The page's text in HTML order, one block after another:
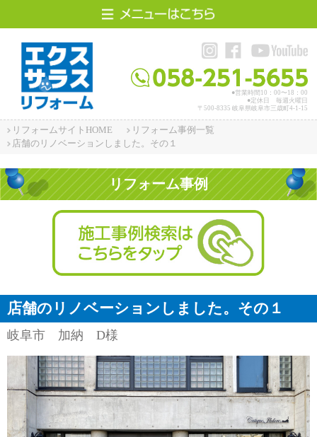
リフォームサイトHOME
リフォーム事例
リフォーム価格表
エクステリアサイトへ
●営業時間10：00〜18：00
●定休日 毎週火曜日
〒500-8335 岐阜県岐阜市三歳町4-1-15
リフォームサイトHOME
リフォーム事例一覧
店舗のリノベーションしました。その１
リフォーム事例
リフォーム事例選択
水まわり
浴室 キッチン
トイレ・洗面化粧台
ガス給湯器・エコキュート
内装
店舗のリノベーションしました。その１
岐阜市 加納 D様